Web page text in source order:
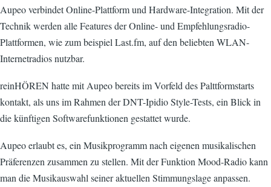
Aupeo verbindet Online-Plattform und Hardware-Integration. Mit der
Technik werden alle Features der Online- und Empfehlungsradio-
Plattformen, wie zum beispiel Last.fm, auf den beliebten WLAN-
Internetradios nutzbar.
reinHÖREN hatte mit Aupeo bereits im Vorfeld des Palttformstarts
kontakt, als uns im Rahmen der DNT-Ipidio Style-Tests, ein Blick in
die künftigen Softwarefunktionen gestattet wurde.
Aupeo erlaubt es, ein Musikprogramm nach eigenen musikalischen
Präferenzen zusammen zu stellen. Mit der Funktion Mood-Radio kann
man die Musikauswahl seiner aktuellen Stimmungslage anpassen.